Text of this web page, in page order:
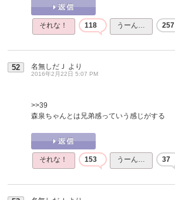
それな！ 118 うーん… 257
52 名無しだＪ より
2016年2月22日 5:07 PM
>>39
森泉ちゃんとは兄弟感っていう感じがする
それな！ 153 うーん… 37